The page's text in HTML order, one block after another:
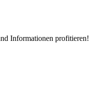
Informationen profitieren!